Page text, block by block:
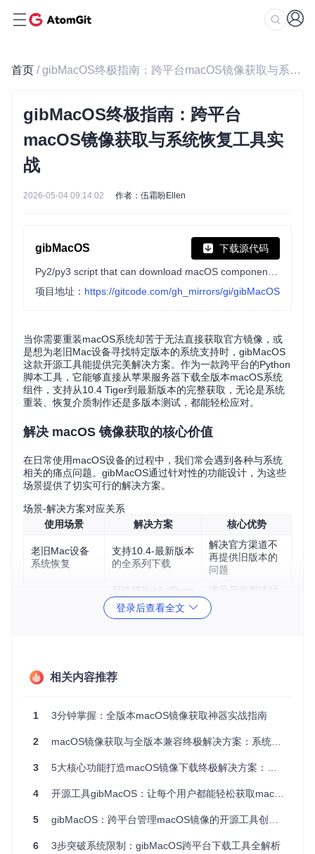
首页 / gibMacOS终极指南：跨平台macOS镜像获取与系统恢复工具实战
gibMacOS终极指南：跨平台
macOS镜像获取与系统恢复工具实
战
2026-05-04 09:14:02 作者：伍霜盼Ellen
gibMacOS 下载源代码
项目地址： https://gitcode.com/gh_mirrors/gi/gibMacOS
当你需要重装macOS系统却苦于无法直接获取官方镜像，或
是想为老旧Mac设备寻找特定版本的系统支持时，gibMacOS
这款开源工具能提供完美解决方案。作为一款跨平台的Python
脚本工具，它能够直接从苹果服务器下载全版本macOS系统
组件，支持从10.4 Tiger到最新版本的完整获取，无论是系统
重装、恢复介质制作还是多版本测试，都能轻松应对。
解决 macOS 镜像获取的核心价值
在日常使用macOS设备的过程中，我们常会遇到各种与系统
相关的痛点问题。gibMacOS通过针对性的功能设计，为这些
场景提供了切实可行的解决方案。
场景-解决方案对应关系
使用场景
解决方案 核心优势
老旧Mac设备
系统恢复
支持10.4-最新版本
的全系列下载
解决官方渠道不
再提供旧版本的
问题
可选择Public/Deve
loper等不同发布渠
道
满足开发测试对
多版本环境的需
求
网络不稳定导
断点续传与校验机
制作可启动恢
配套安装器构建工
一站式完成下载
从零开始的实战指南
环境准备与安装部署
并部署gibMacOS：
登录后查看全文
相关内容推荐
1 3分钟掌握：全版本macOS镜像获取神器实战指南
2 macOS镜像获取与全版本兼容终极解决方案：系统管理员的实战指南
3 5大核心功能打造macOS镜像下载终极解决方案：从入门到精通的全平台工具指南
4 开源工具gibMacOS：让每个用户都能轻松获取macOS系统镜像
5 gibMacOS：跨平台管理macOS镜像的开源工具创新方法指南
6 3步突破系统限制：gibMacOS跨平台下载工具全解析